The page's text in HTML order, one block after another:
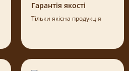
Гарантія якості
Тільки якісна продукція